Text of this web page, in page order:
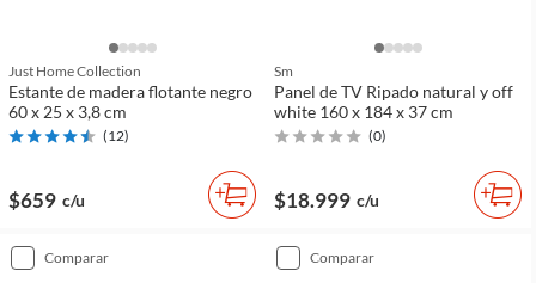
Just Home Collection
Estante de madera flotante negro
60 x 25 x 3,8 cm
(12)
$659 c/u
Sm
Panel de TV Ripado natural y off
white 160 x 184 x 37 cm
(0)
$18.999 c/u
comparar comparar